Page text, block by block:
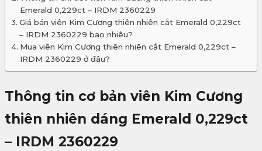
Emerald 0,229ct – IRDM 2360229
Giá bán viên Kim Cương thiên nhiên cắt Emerald 0,229ct
– IRDM 2360229 bao nhiêu?
Mua viên Kim Cương thiên nhiên cắt Emerald 0,229ct –
IRDM 2360229 ở đâu?
Thông tin cơ bản viên Kim Cương
thiên nhiên dáng Emerald 0,229ct
– IRDM 2360229